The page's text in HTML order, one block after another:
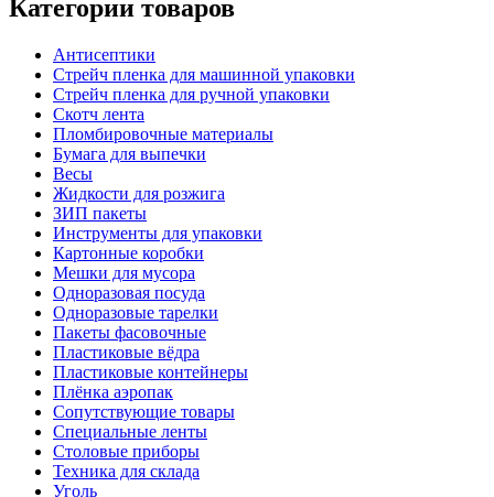
Категории товаров
Антисептики
Стрейч пленка для машинной упаковки
Стрейч пленка для ручной упаковки
Скотч лента
Пломбировочные материалы
Бумага для выпечки
Весы
Жидкости для розжига
ЗИП пакеты
Инструменты для упаковки
Картонные коробки
Мешки для мусора
Одноразовая посуда
Одноразовые тарелки
Пакеты фасовочные
Пластиковые вёдра
Пластиковые контейнеры
Плёнка аэропак
Сопутствующие товары
Специальные ленты
Столовые приборы
Техника для склада
Уголь